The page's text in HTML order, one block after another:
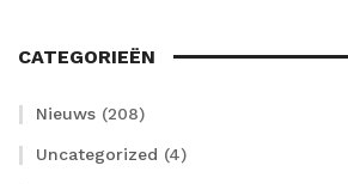
CATEGORIEËN
Nieuws (208)
Uncategorized (4)